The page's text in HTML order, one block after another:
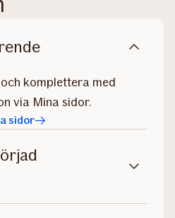
komplettera med
via Mina sidor.
sidor